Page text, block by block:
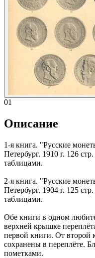
01
Описание
1-я книга. "Русские
Петербург. 1910 г. 126
таблицами.
2-я книга. "Русские
Петербург. 1904 г. 125
таблицами.
Обе книги в одном
верхней крышке
первой книги. От второй
сохранены в переплёте.
пометками.